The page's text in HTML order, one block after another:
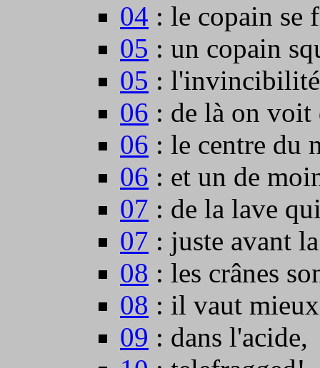
04 : le copain se
05 : un copain
05 :
06 : de là on voit
06 : le centre du
06 : et un de
07 : de la lave
07 : juste avant
08 : les crânes
08 : il vaut
09 : dans l'acide,